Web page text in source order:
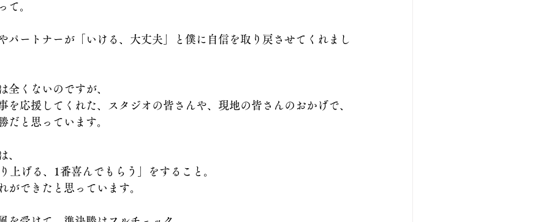
て。
パートナーが「いける、大丈夫」と僕に自信を取り戻させてくれまし
全くないのですが、
を応援してくれた、スタジオの皆さんや、現地の皆さんのおかげで、
だと思っています。
、
上げる、1番喜んでもらう」をすること。
ができたと思っています。